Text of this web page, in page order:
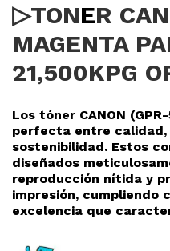
▷TONER
MAGENTA
21,500KPG
Los tóner CANON (GPR-
perfecta entre calidad,
sostenibilidad. Estos
diseñados
reproducción nítida y
impresión, cumpliendo
excelencia que